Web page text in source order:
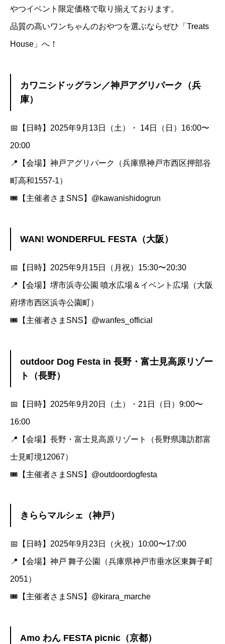
やつイベント限定価格で取り揃えております。
品質の高いワンちゃんのおやつを選ぶならぜひ「Treats
House」へ！
カワニシドッグラン／神戸アグリパーク（兵
庫）
📅【日時】2025年9月13日（土）・ 14日（日）16:00〜
20:00
📍【会場】神戸アグリパーク（兵庫県神戸市西区押部谷
町高和1557-1）
🎟️【主催者さまSNS】 @kawanishidogrun
WAN! WONDERFUL FESTA（大阪）
📅【日時】2025年9月15日（月祝）15:30〜20:30
📍【会場】堺市浜寺公園 噴水広場＆イベント広場（大阪
府堺市西区浜寺公園町）
🎟️【主催者さまSNS】 @wanfes_official
outdoor Dog Festa in 長野・富士見高原リゾー
ト（長野）
📅【日時】2025年9月20日（土）・21日（日）9:00〜
16:00
📍【会場】長野・富士見高原リゾート（長野県諏訪郡富
士見町境12067）
🎟️【主催者さまSNS】 @outdoordogfesta
きららマルシェ（神戸）
📅【日時】2025年9月23日（火祝）10:00〜17:00
📍【会場】神戸 舞子公園（兵庫県神戸市垂水区東舞子町
2051）
🎟️【主催者さまSNS】 @kirara_marche
Amo わん FESTA picnic（京都）